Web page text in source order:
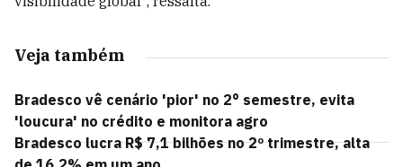
Veja também
Bradesco vê cenário 'pior' no 2° semestre, evita
'loucura' no crédito e monitora agro
Bradesco lucra R$ 7,1 bilhões no 2º trimestre, alta